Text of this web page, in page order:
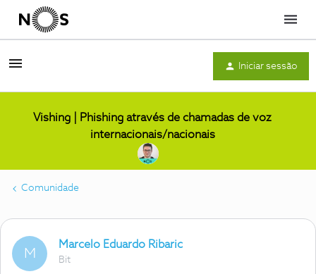
Menu
Iniciar sessão
Vishing | Phishing através de chamadas de voz
internacionais/nacionais
Comunidade
M
Marcelo Eduardo Ribaric
Bit